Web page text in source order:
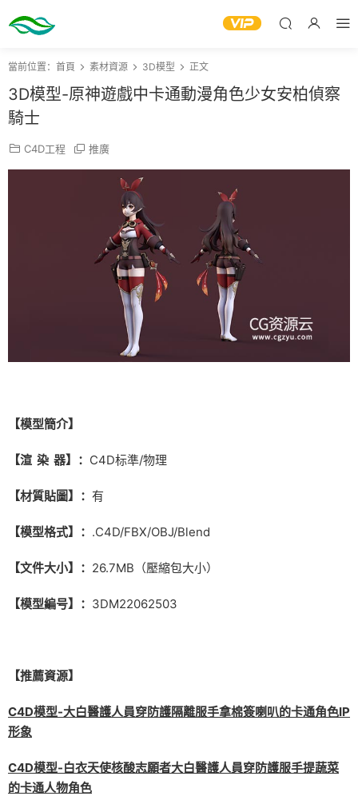
當前位置： 首頁 素材資源 3D模型 正文
3D模型-原神遊戲中卡通動漫角色少女安柏偵察
騎士
C4D工程 推廣
【模型簡介】
【渲 染 器】： C4D标準/物理
【材質貼圖】： 有
【模型格式】： .C4D/FBX/OBJ/Blend
【文件大小】： 26.7MB（壓縮包大小）
【模型編号】： 3DM22062503
【推薦資源】
C4D模型-大白醫護人員穿防護隔離服手拿棉簽喇叭的卡通角色IP
形象
C4D模型-白衣天使核酸志願者大白醫護人員穿防護服手提蔬菜
的卡通人物角色